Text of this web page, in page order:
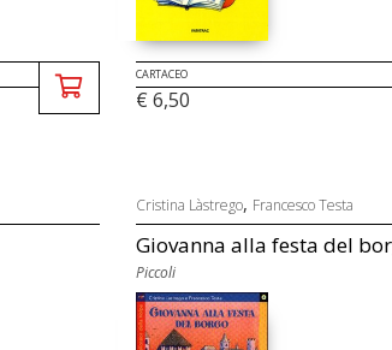
CARTACEO
€ 6,50
Cristina Làstrego, Francesco Testa
Giovanna alla festa del
Piccoli